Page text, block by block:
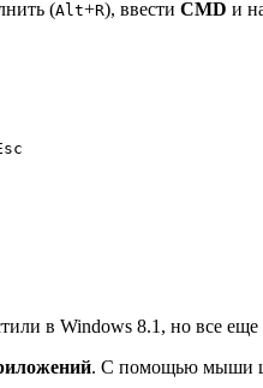
(Alt+R), ввести CMD и
в Windows 8.1, но все
. С помощью мыши